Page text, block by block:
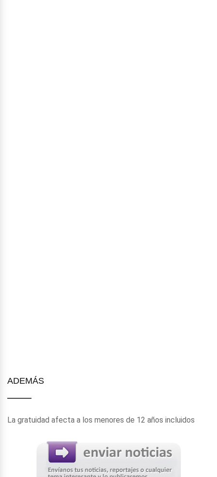
ADEMÁS
La gratuidad afecta a los menores de 12 años incluidos